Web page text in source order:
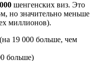
шенгенских виз. Это
но значительно меньше
миллионов).
19 000 больше, чем
больше)